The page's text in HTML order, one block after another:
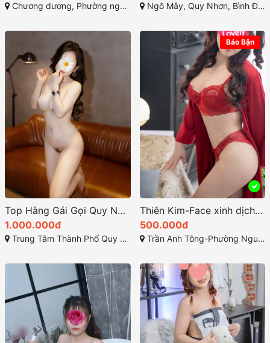
Chương dương, Phường nguyễn văn cừ , TP quy nhơn Ngô Mây, Quy Nhơn, Bình Định
Top Hàng Gái Gọi Quy Nhơn 2025
1.000.000đ
Trung Tâm Thành Phố Quy Nhơn, Bình Định
Báo Bận
Thiên Kim-Face xinh dịch vụ rất kỹ năng đầy cảm xúc
500.000đ
Trần Anh Tông-Phường Nguyễn Văn Cừ - TP Quy Nhơn-Bình Định